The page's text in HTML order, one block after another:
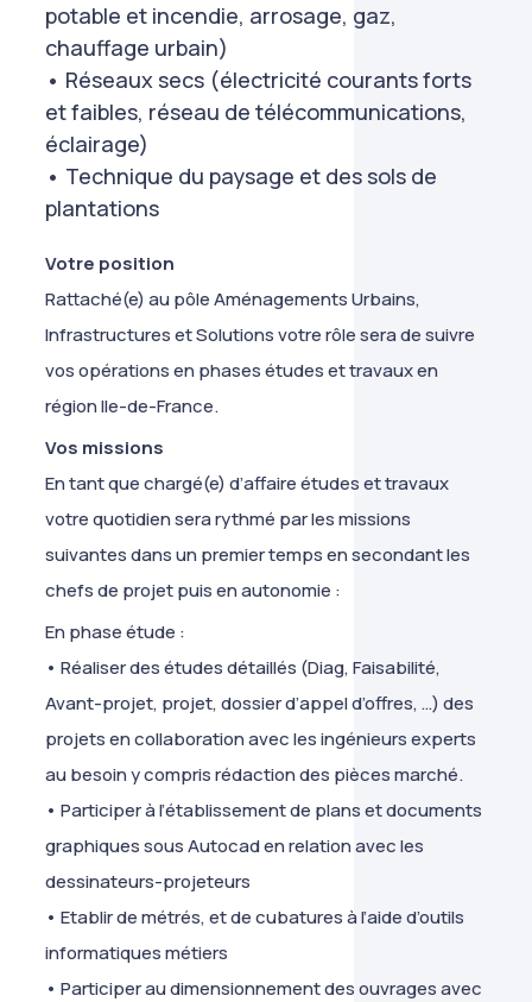
potable et incendie, arrosage, gaz,
chauffage urbain)
• Réseaux secs (électricité courants forts
et faibles, réseau de télécommunications,
éclairage)
• Technique du paysage et des sols de
plantations
Votre position
Rattaché(e) au pôle Aménagements Urbains,
Infrastructures et Solutions votre rôle sera de suivre
vos opérations en phases études et travaux en
région Ile-de-France.
Vos missions
En tant que chargé(e) d’affaire études et travaux
votre quotidien sera rythmé par les missions
suivantes dans un premier temps en secondant les
chefs de projet puis en autonomie :
En phase étude :
• Réaliser des études détaillés (Diag, Faisabilité,
Avant-projet, projet, dossier d’appel d’offres, …) des
projets en collaboration avec les ingénieurs experts
au besoin y compris rédaction des pièces marché.
• Participer à l’établissement de plans et documents
graphiques sous Autocad en relation avec les
dessinateurs-projeteurs
• Etablir de métrés, et de cubatures à l’aide d’outils
informatiques métiers
• Participer au dimensionnement des ouvrages avec